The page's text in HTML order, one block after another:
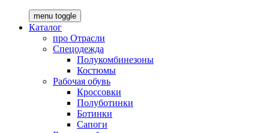
menu toggle
Каталог
про Отрасли
Спецодежда
Полукомбинезоны
Костюмы
Рабочая обувь
Кроссовки
Полуботинки
Ботинки
Сапоги